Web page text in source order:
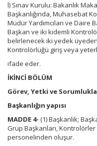
l) Sınav Kurulu: Bakanlık
Başkanlığında, Muhasebat
Müdür Yardımcıları ve Daire
Başkan ve iki kıdemli
belirlenecek iki yedek
Kontrolörlüğü giriş veya
ifade eder.
İKİNCİ BÖLÜM
Görev, Yetki ve
Başkanlığın yapısı
MADDE 4- (1) Başkanlık;
Grup Başkanları,
personelinden oluşur.